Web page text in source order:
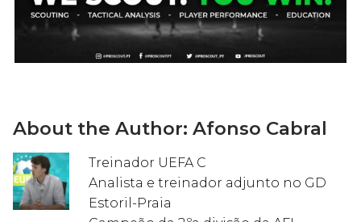
About the Author: Afonso Cabral
Treinador UEFA C
Analista e treinador adjunto no GD
Estoril-Praia